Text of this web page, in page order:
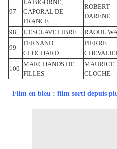
97
LA BIGORNE,
CAPORAL DE
FRANCE
ROBERT
DARENE
98 L'ESCLAVE LIBRE RAOUL
99
FERNAND
CLOCHARD
PIERRE
100
MARCHANDS DE
FILLES
MAURICE
CLOCHE
Film en bleu : film sorti depuis